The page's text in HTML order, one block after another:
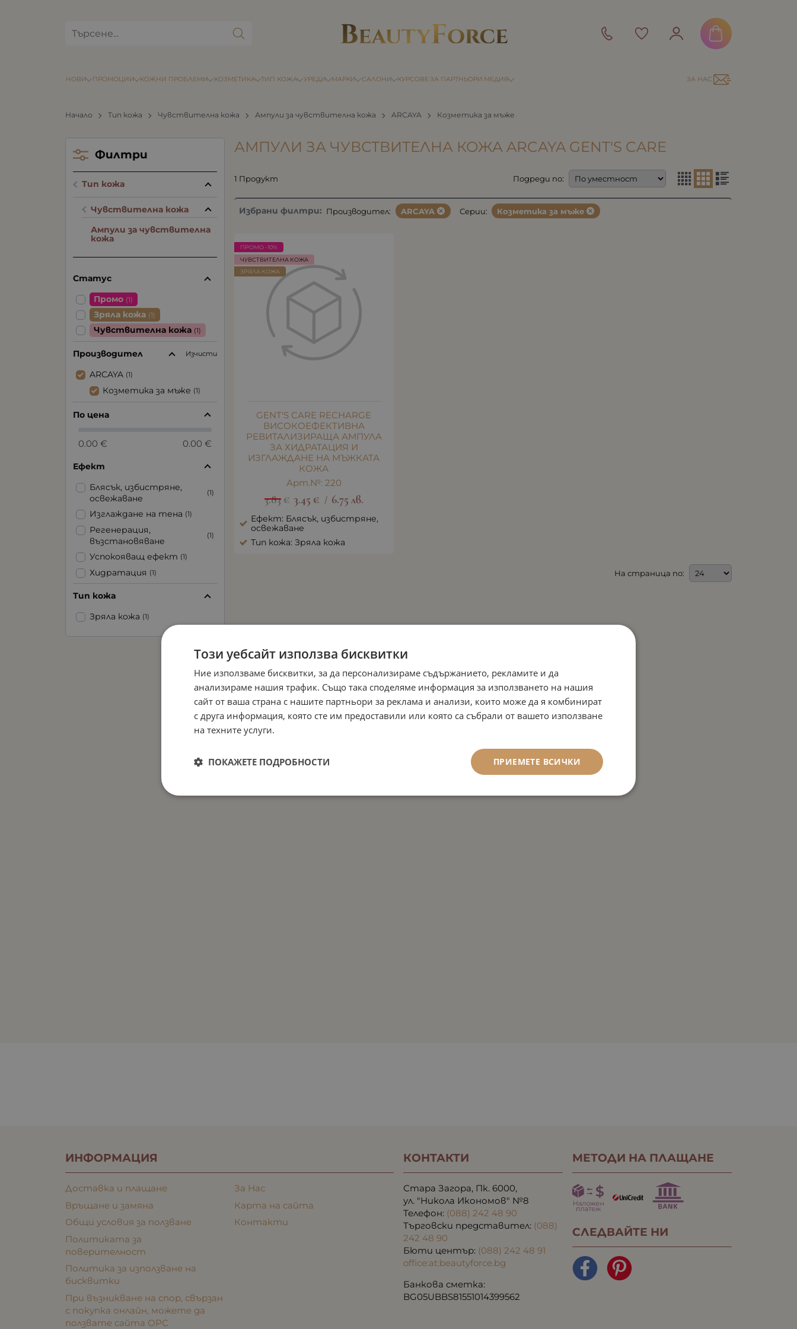
КОЗМЕТИКА ТИП КОЖА УРЕДИ
НОВИ ПРОМОЦИИ МАРКИ САЛОНИ
КОЖНИ ПРОБЛЕМИ КУРСОВЕ ЗА ПАРТНЬОРИ МЕДИЯ ЗА НАС
Начало Тип кожа Чувствителна кожа Ампули за чувствителна кожа ARCAYA Козметика за мъже
АМПУЛИ ЗА ЧУВСТВИТЕЛНА КОЖА ARCAYA GENT'S CARE
1 Продукт Подреди по:
Избрани филтри: Производител: ARCAYA Серии: Козметика за мъже
GENT'S CARE RECHARGE
ВИСОКОЕФЕКТИВНА
РЕВИТАЛИЗИРАЩА АМПУЛА
ЗА ХИДРАТАЦИЯ И
ИЗГЛАЖДАНЕ НА МЪЖКАТА
КОЖА
Арт.№: 220
3.83 € 3.45 € / 6.75 лв.
Ефект: Блясък, избистряне,
освежаване
Тип кожа: Зряла кожа
ПРОМО -10%
ЧУВСТВИТЕЛНА КОЖА
ЗРЯЛА КОЖА
На страница по:
Филтри
Тип кожа
Чувствителна кожа
Ампули за чувствителна
кожа
Статус
Промо (1)
Зряла кожа (1)
Чувствителна кожа (1)
Производител Изчисти
ARCAYA (1)
Козметика за мъже (1)
По цена
0.00 € 0.00 €
Ефект
Блясък, избистряне,
освежаване
(1)
Изглаждане на тена (1)
Регенерация,
възстановяване
(1)
Успокояващ ефект (1)
Хидратация (1)
Тип кожа
Зряла кожа (1)
ИНФОРМАЦИЯ
Доставка и плащане
Връщане и замяна
Общи условия за ползване
Политиката за
поверителност
Политика за използване на
бисквитки
При възникване на спор, свързан
с покупка онлайн, можете да
ползвате сайта ОРС
За Нас
Карта на сайта
Контакти
КОНТАКТИ
Стара Загора, Пк. 6000,
ул. "Никола Икономов" №8
Телефон: (088) 242 48 90
Търговски представител: (088)
242 48 90
Бюти център: (088) 242 48 91
office:at:beautyforce.bg
Банкова сметка:
BG05UBBS81551014399562
МЕТОДИ НА ПЛАЩАНЕ
СЛЕДВАЙТЕ НИ
Този уебсайт използва бисквитки
Ние използваме бисквитки, за да персонализираме съдържанието, рекламите и да
анализираме нашия трафик. Също така споделяме информация за използването на нашия
сайт от ваша страна с нашите партньори за реклама и анализи, които може да я комбинират
с друга информация, която сте им предоставили или която са събрали от вашето използване
на техните услуги.
ПРИЕМЕТЕ ВСИЧКИ
ПОКАЖЕТЕ ПОДРОБНОСТИ